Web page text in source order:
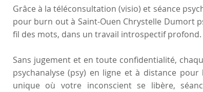
Grâce à la téléconsultation (visio) et séance
pour burn out à Saint-Ouen Chrystelle Dumort
fil des mots, dans un travail introspectif profond.
Sans jugement et en toute confidentialité,
psychanalyse (psy) en ligne et à distance
unique où votre inconscient se libère,